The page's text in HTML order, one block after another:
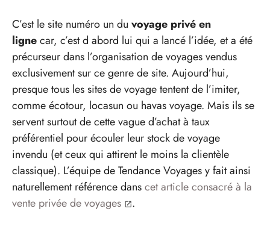
C’est le site numéro un du voyage privé en
lignecar, c’est d abord lui qui a lancé l’idée, et a été
précurseur dans l’organisation de voyages vendus
exclusivement sur ce genre de site. Aujourd’hui,
presque tous les sites de voyage tentent de l’imiter,
comme écotour, locasun ou havas voyage. Mais ils se
servent surtout de cette vague d’achat à taux
préférentiel pour écouler leur stock de voyage
invendu (et ceux qui attirent le moins la clientèle
classique). L’équipe de Tendance Voyages y fait ainsi
naturellement référence danscet article consacré à la
vente privée de voyages
.